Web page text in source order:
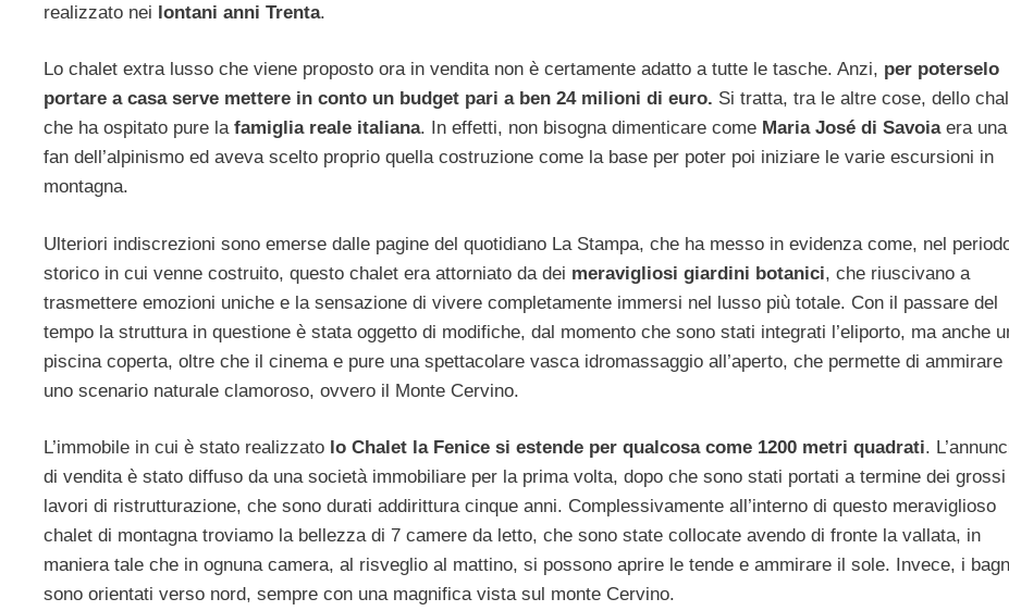
realizzato nei lontani anni Trenta.
Lo chalet extra lusso che viene proposto ora in vendita non è certamente adatto a tutte le tasche. Anzi, per poterselo
portare a casa serve mettere in conto un budget pari a ben 24 milioni di euro. Si tratta, tra le altre cose, dello
che ha ospitato pure la famiglia reale italiana. In effetti, non bisogna dimenticare come Maria José di Savoiaera una
fan dell’alpinismo ed aveva scelto proprio quella costruzione come la base per poter poi iniziare le varie escursioni in
montagna.
Ulteriori indiscrezioni sono emerse dalle pagine del quotidiano La Stampa, che ha messo in evidenza come, nel
storico in cui venne costruito, questo chalet era attorniato da dei meravigliosi giardini botanici, che riuscivano a
trasmettere emozioni uniche e la sensazione di vivere completamente immersi nel lusso più totale. Con il passare del
tempo la struttura in questione è stata oggetto di modifiche, dal momento che sono stati integrati l’eliporto, ma anche
piscina coperta, oltre che il cinema e pure una spettacolare vasca idromassaggio all’aperto, che permette di ammirare
uno scenario naturale clamoroso, ovvero il Monte Cervino.
L’immobile in cui è stato realizzato lo Chalet la Fenice si estende per qualcosa come 1200 metri quadrati.
di vendita è stato diffuso da una società immobiliare per la prima volta, dopo che sono stati portati a termine dei grossi
lavori di ristrutturazione, che sono durati addirittura cinque anni. Complessivamente all’interno di questo meraviglioso
chalet di montagna troviamo la bellezza di 7 camere da letto, che sono state collocate avendo di fronte la vallata, in
maniera tale che in ognuna camera, al risveglio al mattino, si possono aprire le tende e ammirare il sole. Invece, i
sono orientati verso nord, sempre con una magnifica vista sul monte Cervino.